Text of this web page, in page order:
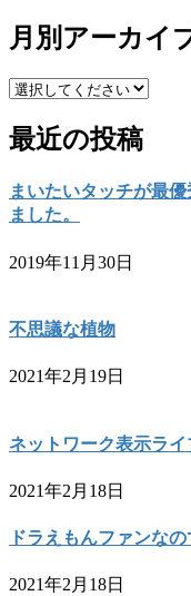
月別アーカイ
最近の投稿
まいたいタッチが最
ました。
2019年11月30日
不思議な植物
2021年2月19日
ネットワーク表示ラ
2021年2月18日
ドラえもんファンな
2021年2月18日